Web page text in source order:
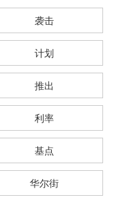
袭击
计划
推出
利率
基点
华尔街